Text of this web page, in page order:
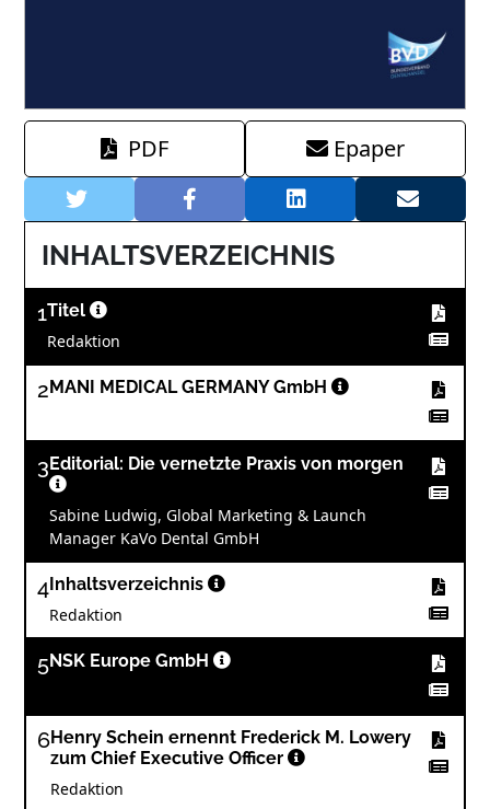
PDF Epaper
INHALTSVERZEICHNIS
1Titel
Redaktion
2 MANI MEDICAL GERMANY GmbH
3 Editorial: Die vernetzte Praxis von morgen
Sabine Ludwig, Global Marketing & Launch
Manager KaVo Dental GmbH
4 Inhaltsverzeichnis
Redaktion
5NSK Europe GmbH
6Henry Schein ernennt Frederick M. Lowery
zum Chief Executive Officer
Redaktion